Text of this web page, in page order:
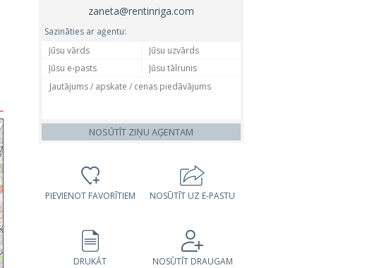
zaneta@rentinriga.com
Sazināties ar aģentu:
NOSŪTĪT ZIŅU AĢENTAM
PIEVIENOT FAVORĪTIEM NOSŪTĪT UZ E-PASTU
DRUKĀT NOSŪTĪT DRAUGAM